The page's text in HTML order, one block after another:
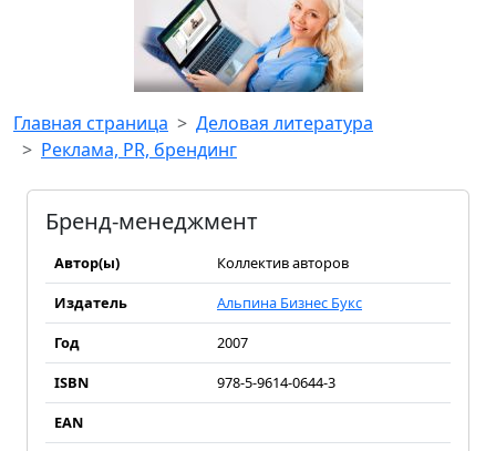
Главная страница
Деловая литература
Реклама, PR, брендинг
Бренд-менеджмент
Автор(ы)
Коллектив авторов
Издатель
Альпина Бизнес Букс
Год
2007
ISBN
978-5-9614-0644-3
EAN